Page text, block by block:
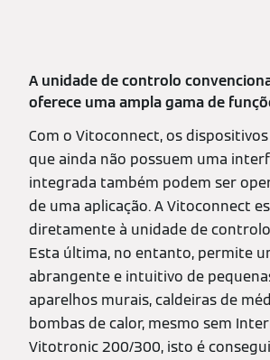
A unidade de controlo
oferece uma ampla gama de
Com o Vitoconnect, os
que ainda não possuem uma
integrada também podem ser
de uma aplicação. A Vitoconnect
diretamente à unidade de
Esta última, no entanto, permite
abrangente e intuitivo de
aparelhos murais, caldeiras de
bombas de calor, mesmo sem
Vitotronic 200/300, isto é